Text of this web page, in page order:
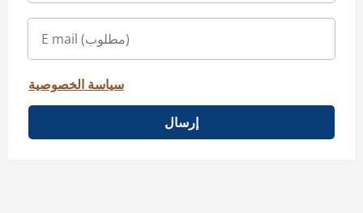
سياسة الخصوصية
إرسال